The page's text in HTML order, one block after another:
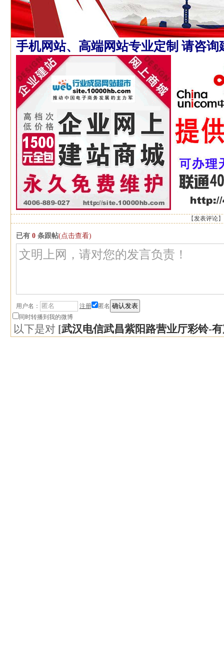
手机网站、高端网站专业定制 请咨询
【发表评论
已有 0条跟帖(点击查看)
用户名： 注册
匿名
同时转播到我的微博
以下是对 [武汉电信武昌紫阳路营业厅彩铃-